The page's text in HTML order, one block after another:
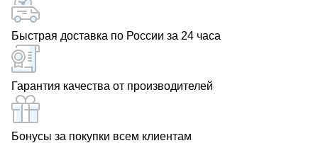
Быстрая доставка по России за 24 часа
Гарантия качества от производителей
Бонусы за покупки всем клиентам